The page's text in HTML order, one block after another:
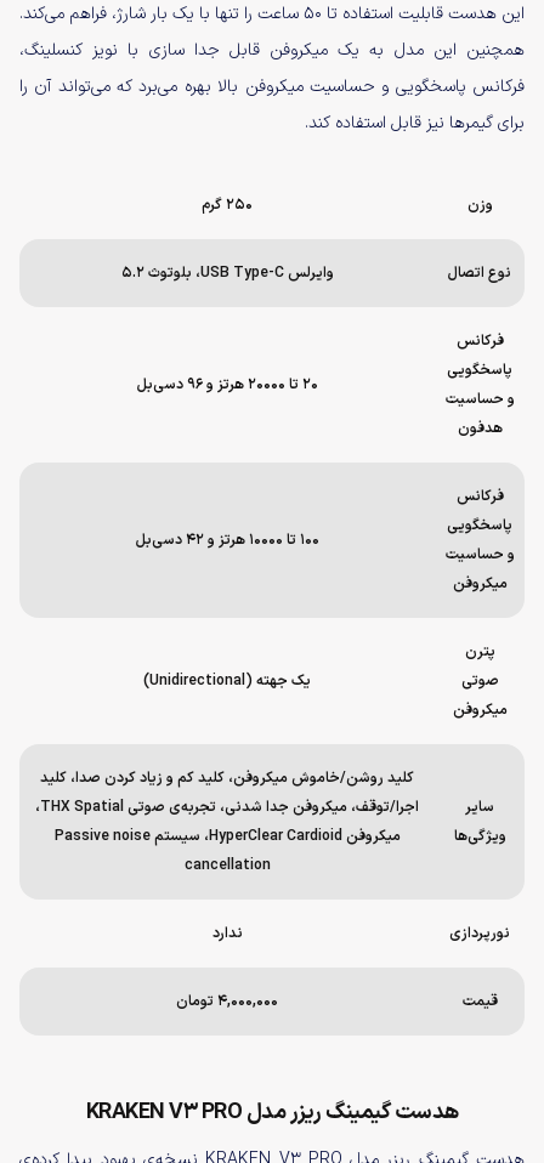
این هدست قابلیت استفاده تا ۵۰ ساعت را تنها با یک بار شارژ، فراهم می‌کند.
همچنین این مدل به یک میکروفن قابل جدا سازی با نویز کنسلینگ،
فرکانس پاسخگویی و حساسیت میکروفن بالا بهره می‌برد که می‌تواند آن را
برای گیمرها نیز قابل استفاده کند.
وزن ۲۵۰ گرم
نوع اتصال وایرلس USB Type-C، بلوتوث ۵.۲
فرکانس
پاسخگویی
و حساسیت
هدفون
۲۰ تا ۲۰۰۰۰ هرتز و ۹۶ دسی‌بل
فرکانس
پاسخگویی
و حساسیت
میکروفن
۱۰۰ تا ۱۰۰۰۰ هرتز و ۴۲ دسی‌بل
پترن
صوتی
میکروفن
یک جهته (Unidirectional)
سایر
ویژگی‌ها
کلید روشن/خاموش میکروفن، کلید کم و زیاد کردن صدا، کلید
اجرا/توقف، میکروفن جدا شدنی، تجربه‌ی صوتی THX Spatial،
میکروفن HyperClear Cardioid، سیستم Passive noise
cancellation
نورپردازی ندارد
قیمت ۴,۰۰۰,۰۰۰ تومان
هدست گیمینگ ریزر مدل KRAKEN V3 PRO